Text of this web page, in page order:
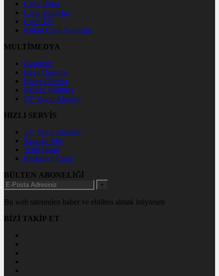
Canlı Borsa
Canlı Sonuçlar
Canlı TV
Futbol Canlı Sonuçlar
MULTİMEDYA
Gazeteler
Hava Durumu
Haber Gönder
Namaz Vakitleri
TV Yayın Akışları
HIZLI SERVİS
TV Yayın Akışları
Yazarlar Site
Tenis İddaa
Basketbol Canlı
BÜLTEN ABONELİĞİ
+
Bu web sitesinden haber ve ebülten almak istiyorum
BİZİ TAKİP ET